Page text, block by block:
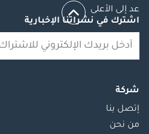
عد إلى الأعلى
اشترك في نشراتنا الإخبارية
شركة
إتصل بنا
من نحن